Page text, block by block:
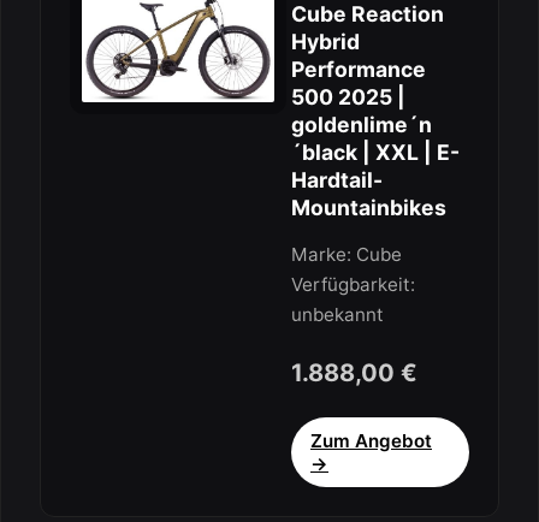
Cube Reaction
Hybrid
Performance
500 2025 |
goldenlime´n
´black | XXL | E-
Hardtail-
Mountainbikes
Marke: Cube
Verfügbarkeit:
unbekannt
1.888,00 €
Zum Angebot
→